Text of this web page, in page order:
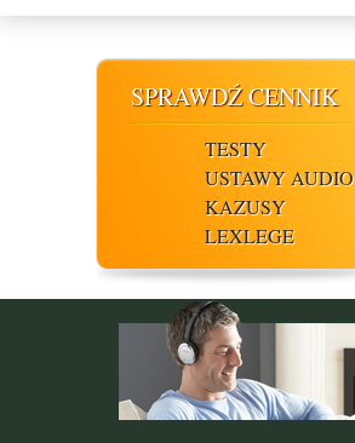
SPRAWDŹ CENNIK
TESTY
USTAWY AUDIO
KAZUSY
LEXLEGE